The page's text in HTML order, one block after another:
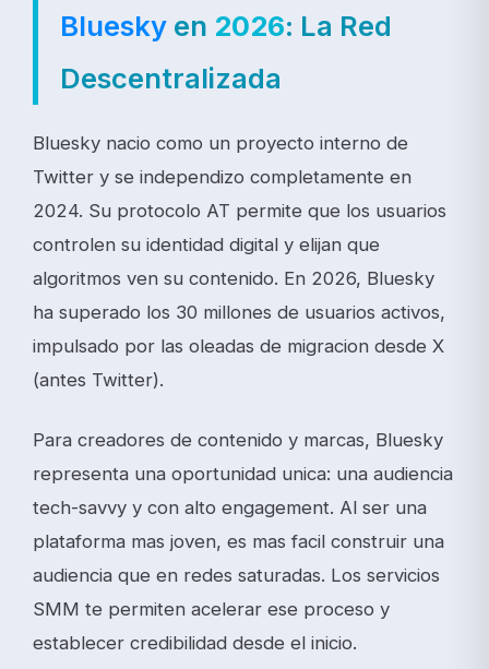
Bluesky en 2026: La Red
Descentralizada
Bluesky nacio como un proyecto interno de
Twitter y se independizo completamente en
2024. Su protocolo AT permite que los usuarios
controlen su identidad digital y elijan que
algoritmos ven su contenido. En 2026, Bluesky
ha superado los 30 millones de usuarios activos,
impulsado por las oleadas de migracion desde X
(antes Twitter).
Para creadores de contenido y marcas, Bluesky
representa una oportunidad unica: una audiencia
tech-savvy y con alto engagement. Al ser una
plataforma mas joven, es mas facil construir una
audiencia que en redes saturadas. Los servicios
SMM te permiten acelerar ese proceso y
establecer credibilidad desde el inicio.